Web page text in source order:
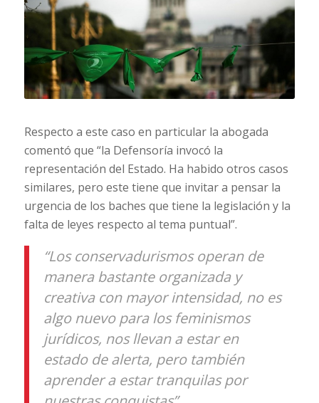
Respecto a este caso en particular la abogada
comentó que “la Defensoría invocó la
representación del Estado. Ha habido otros casos
similares, pero este tiene que invitar a pensar la
urgencia de los baches que tiene la legislación y la
falta de leyes respecto al tema puntual”.
“Los conservadurismos operan de
manera bastante organizada y
creativa con mayor intensidad, no es
algo nuevo para los feminismos
jurídicos, nos llevan a estar en
estado de alerta, pero también
aprender a estar tranquilas por